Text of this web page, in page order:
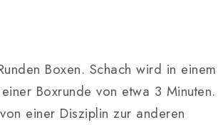
Boxen. Schach wird in einem
Boxrunde von etwa 3 Minuten.
einer Disziplin zur anderen